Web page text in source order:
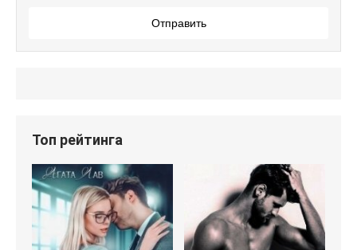
Отправить
Топ рейтинга